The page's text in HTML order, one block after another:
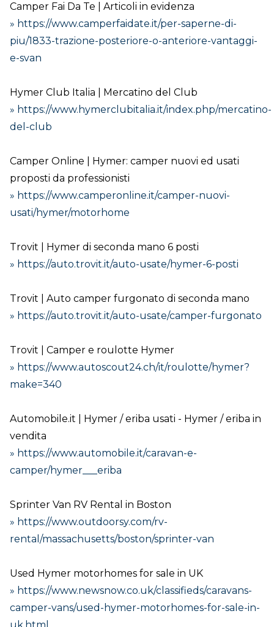
Camper Fai Da Te | Articoli in evidenza
» https://www.camperfaidate.it/per-saperne-di-
piu/1833-trazione-posteriore-o-anteriore-vantaggi-
e-svan
Hymer Club Italia | Mercatino del Club
» https://www.hymerclubitalia.it/index.php/mercatino-
del-club
Camper Online | Hymer: camper nuovi ed usati
proposti da professionisti
» https://www.camperonline.it/camper-nuovi-
usati/hymer/motorhome
Trovit | Hymer di seconda mano 6 posti
» https://auto.trovit.it/auto-usate/hymer-6-posti
Trovit | Auto camper furgonato di seconda mano
» https://auto.trovit.it/auto-usate/camper-furgonato
Trovit | Camper e roulotte Hymer
» https://www.autoscout24.ch/it/roulotte/hymer?
make=340
Automobile.it | Hymer / eriba usati - Hymer / eriba in
vendita
» https://www.automobile.it/caravan-e-
camper/hymer___eriba
Sprinter Van RV Rental in Boston
» https://www.outdoorsy.com/rv-
rental/massachusetts/boston/sprinter-van
Used Hymer motorhomes for sale in UK
» https://www.newsnow.co.uk/classifieds/caravans-
camper-vans/used-hymer-motorhomes-for-sale-in-